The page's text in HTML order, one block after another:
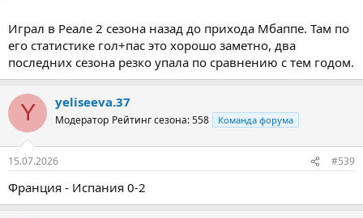
Играл в Реале 2 сезона назад до прихода Мбаппе. Там по
его статистике гол+пас это хорошо заметно, два
последних сезона резко упала по сравнению с тем годом.
Y yeliseeva.37
Модератор Рейтинг сезона: 558 Команда форума
15.07.2026 #539
Франция - Испания 0-2